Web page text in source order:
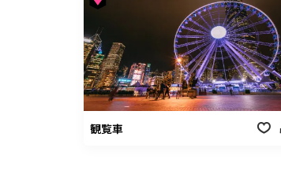
観覧車